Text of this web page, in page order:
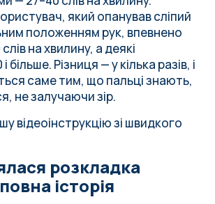
який опанував сліпий
положенням рук, впевнено
на хвилину, а деякі
більше. Різниця — у кілька разів, і
саме тим, що пальці знають,
не залучаючи зір.
відеоінструкцію зі швидкого
розкладка
історія